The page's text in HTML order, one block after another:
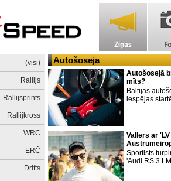
(visi)
Rallijs
Rallijsprints
Rallijkross
WRC
ERČ
Drifts
Autošoseja
Autošosejā
mīts?
Baltijas
iespējas
Vallers ar
Sportists
'Audi RS 3